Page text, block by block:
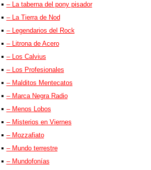
– La taberna del pony pisador
– La Tierra de Nod
– Legendarios del Rock
– Litrona de Acero
– Los Calvius
– Los Profesionales
– Malditos Mentecatos
– Marca Negra Radio
– Menos Lobos
– Misterios en Viernes
– Mozzafiato
– Mundo terrestre
– Mundofonías